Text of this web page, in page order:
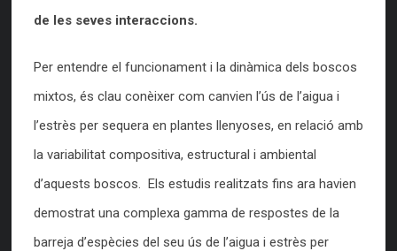
de les seves interaccions.
Per entendre el funcionament i la dinàmica dels boscos
mixtos, és clau conèixer com canvien l’ús de l’aigua i
l’estrès per sequera en plantes llenyoses, en relació amb
la variabilitat compositiva, estructural i ambiental
d’aquests boscos. Els estudis realitzats fins ara havien
demostrat una complexa gamma de respostes de la
barreja d’espècies del seu ús de l’aigua i estrès per